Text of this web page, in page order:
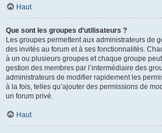
Haut
Que sont les groupes d’utilisateurs ?
Les groupes permettent aux administrateurs de
des invités au forum et à ses fonctionnalités.
à un ou plusieurs groupes et chaque groupe
gestion des membres par l’intermédiaire des
administrateurs de modifier rapidement les
à la fois, telles qu’ajouter des permissions de
un forum privé.
Haut